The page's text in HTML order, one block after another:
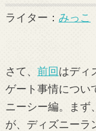
ライター： みっこ
さて、 前回はディ
ゲート事情につい
ニーシー編。まず
が、ディズニーラ